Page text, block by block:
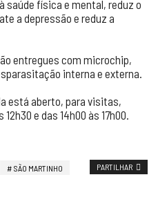
saúde física e mental, reduz o
a depressão e reduz a
entregues com microchip,
interna e externa.
está aberto, para visitas,
e das 14h00 às 17h00.
SÃO MARTINHO PARTILHAR